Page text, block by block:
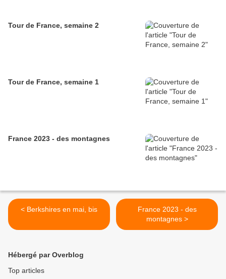
Tour de France, semaine 2
Tour de France, semaine 1
France 2023 - des montagnes
< Berkshires en mai, bis
France 2023 - des
montagnes >
Hébergé par Overblog
Top articles